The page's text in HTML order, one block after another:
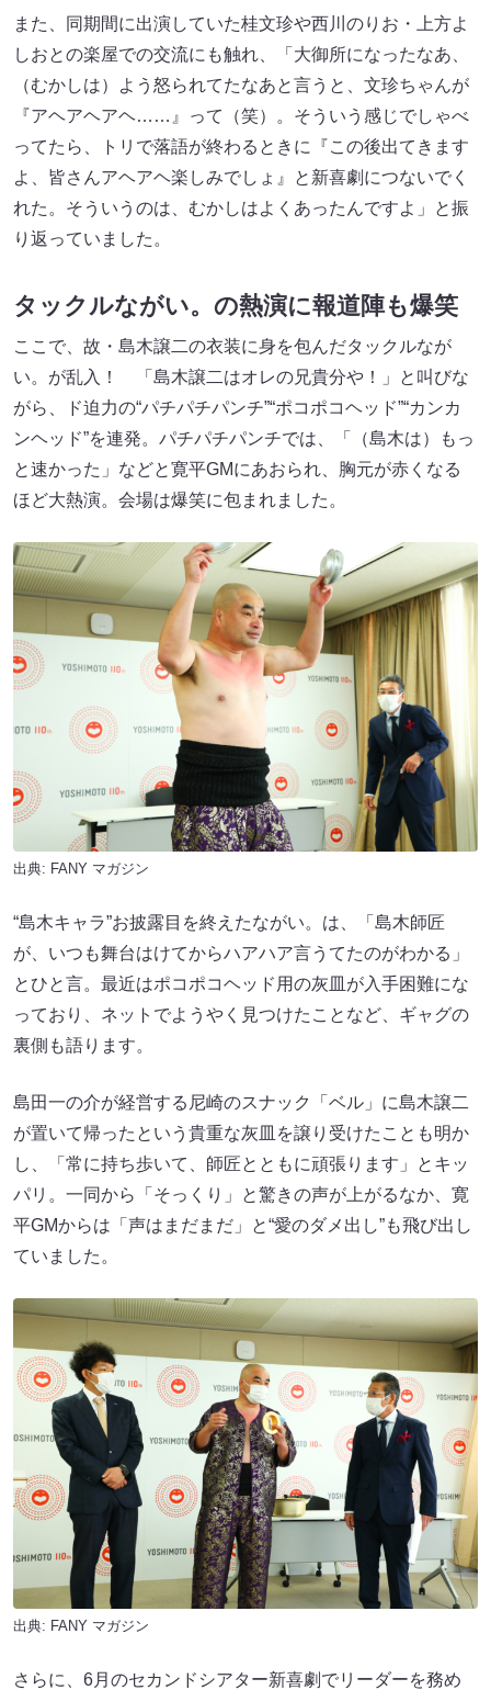
また、同期間に出演していた桂文珍や西川のりお・上方よ
しおとの楽屋での交流にも触れ、「大御所になったなあ、
（むかしは）よう怒られてたなあと言うと、文珍ちゃんが
『アヘアヘアヘ……』って（笑）。そういう感じでしゃべ
ってたら、トリで落語が終わるときに『この後出てきます
よ、皆さんアヘアヘ楽しみでしょ』と新喜劇につないでく
れた。そういうのは、むかしはよくあったんですよ」と振
り返っていました。
タックルながい。の熱演に報道陣も爆笑
ここで、故・島木譲二の衣装に身を包んだタックルなが
い。が乱入！ 「島木譲二はオレの兄貴分や！」と叫びな
がら、ド迫力の“パチパチパンチ”“ポコポコヘッド”“カンカ
ンヘッド”を連発。パチパチパンチでは、「（島木は）もっ
と速かった」などと寛平GMにあおられ、胸元が赤くなる
ほど大熱演。会場は爆笑に包まれました。
出典: FANY マガジン
“島木キャラ”お披露目を終えたながい。は、「島木師匠
が、いつも舞台はけてからハアハア言うてたのがわかる」
とひと言。最近はポコポコヘッド用の灰皿が入手困難にな
っており、ネットでようやく見つけたことなど、ギャグの
裏側も語ります。
島田一の介が経営する尼崎のスナック「ベル」に島木譲二
が置いて帰ったという貴重な灰皿を譲り受けたことも明か
し、「常に持ち歩いて、師匠とともに頑張ります」とキッ
パリ。一同から「そっくり」と驚きの声が上がるなか、寛
平GMからは「声はまだまだ」と“愛のダメ出し”も飛び出し
ていました。
出典: FANY マガジン
さらに、6月のセカンドシアター新喜劇でリーダーを務め